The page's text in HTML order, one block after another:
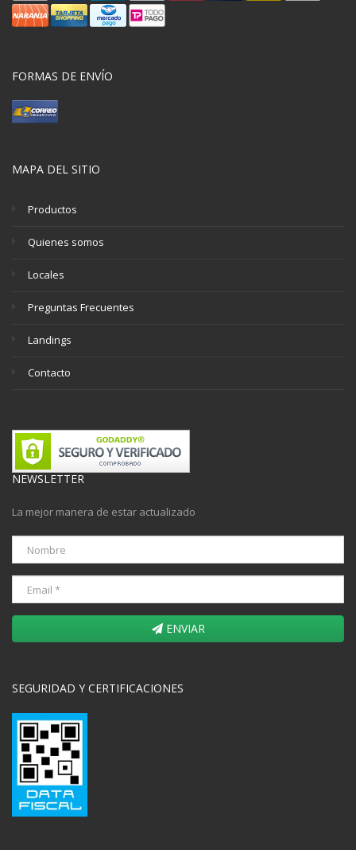
FORMAS DE ENVÍO
MAPA DEL SITIO
Productos
Quienes somos
Locales
Preguntas Frecuentes
Landings
Contacto
NEWSLETTER
La mejor manera de estar actualizado
ENVIAR
SEGURIDAD Y CERTIFICACIONES